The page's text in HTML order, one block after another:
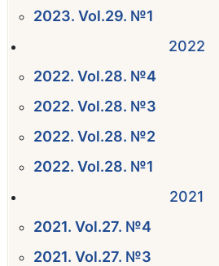
2023. Vol.29. №1
2022
2022. Vol.28. №4
2022. Vol.28. №3
2022. Vol.28. №2
2022. Vol.28. №1
2021
2021. Vol.27. №4
2021. Vol.27. №3